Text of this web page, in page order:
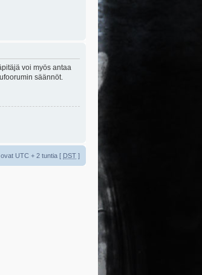
voi myös antaa
säännöt.
UTC + 2 tuntia [ DST ]